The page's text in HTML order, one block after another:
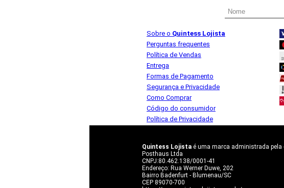
Sobre o Quintess Lojista
Perguntas frequentes
Política de Vendas
Entrega
Formas de Pagamento
Segurança e Privacidade
Como Comprar
Código do consumidor
Política de Privacidade
Quintess Lojista é uma marca administrada pela
Posthaus Ltda
CNPJ:80.462.138/0001-41
Endereço: Rua Werner Duwe, 202
Bairro Badenfurt - Blumenau/SC
CEP 89070-700